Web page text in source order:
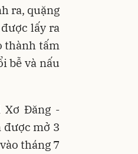
ra, quặng
lấy ra
thành tấm
bễ và nấu
Xơ Đăng -
được mở 3
tháng 7